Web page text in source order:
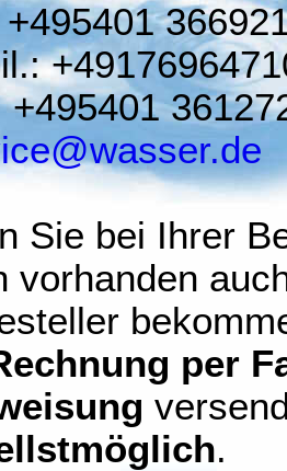
+495401
Sie bei Ihrer
vorhanden
per
.